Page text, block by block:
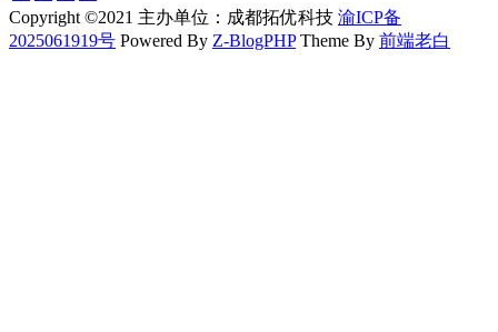
Copyright ©2021 主办单位：成都拓优科技 渝ICP备
2025061919号 Powered By Z-BlogPHPTheme By 前端老白